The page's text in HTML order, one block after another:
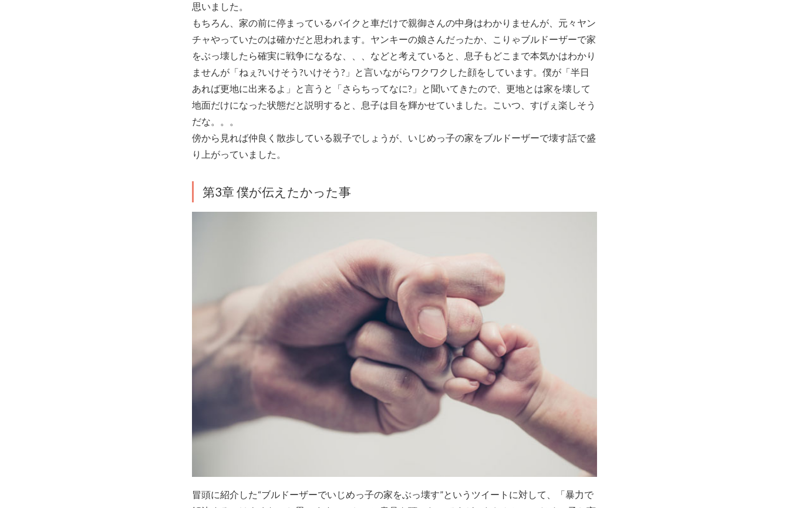
思いました。
もちろん、家の前に停まっているバイクと車だけで親御さんの中身はわかりませんが、元々ヤン
チャやっていたのは確かだと思われます。ヤンキーの娘さんだったか、こりゃブルドーザーで家
をぶっ壊したら確実に戦争になるな、、、などと考えていると、息子もどこまで本気かはわかり
ませんが「ねぇ?いけそう?いけそう?」と言いながらワクワクした顔をしています。僕が「半日
あれば更地に出来るよ」と言うと「さらちってなに?」と聞いてきたので、更地とは家を壊して
地面だけになった状態だと説明すると、息子は目を輝かせていました。こいつ、すげぇ楽しそう
だな。。。
傍から見れば仲良く散歩している親子でしょうが、いじめっ子の家をブルドーザーで壊す話で盛
り上がっていました。
第3章 僕が伝えたかった事
冒頭に紹介した“ブルドーザーでいじめっ子の家をぶっ壊す”というツイートに対して、「暴力で